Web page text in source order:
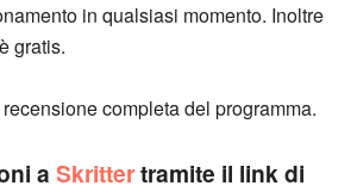
in qualsiasi momento. Inoltre
gratis.
completa del programma.
a Skrittertramite il link di